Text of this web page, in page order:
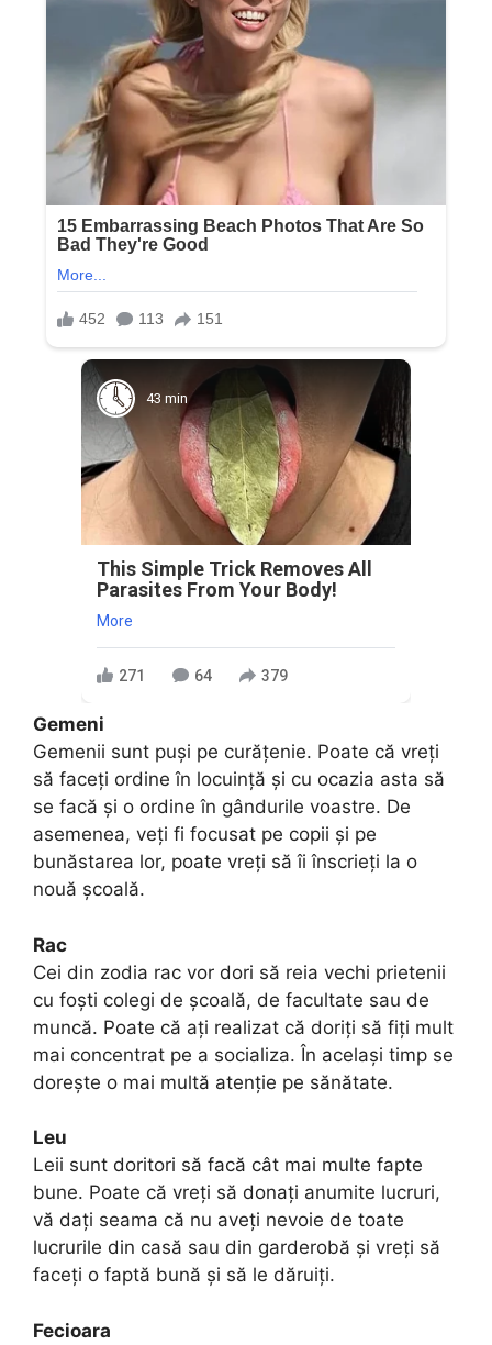
43 min
This Simple Trick Removes All
Parasites From Your Body!
More
271 64 379
Gemeni
Gemenii sunt puși pe curățenie. Poate că vreți
să faceți ordine în locuință și cu ocazia asta să
se facă și o ordine în gândurile voastre. De
asemenea, veți fi focusat pe copii și pe
bunăstarea lor, poate vreți să îi înscrieți la o
nouă școală.
Rac
Cei din zodia rac vor dori să reia vechi prietenii
cu foști colegi de școală, de facultate sau de
muncă. Poate că ați realizat că doriți să fiți mult
mai concentrat pe a socializa. În același timp se
dorește o mai multă atenție pe sănătate.
Leu
Leii sunt doritori să facă cât mai multe fapte
bune. Poate că vreți să donați anumite lucruri,
vă dați seama că nu aveți nevoie de toate
lucrurile din casă sau din garderobă și vreți să
faceți o faptă bună și să le dăruiți.
Fecioara